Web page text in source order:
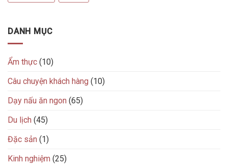
DANH MỤC
Ẩm thực (10)
Câu chuyện khách hàng (10)
Dạy nấu ăn ngon (65)
Du lịch (45)
Đặc sản (1)
Kinh nghiệm (25)